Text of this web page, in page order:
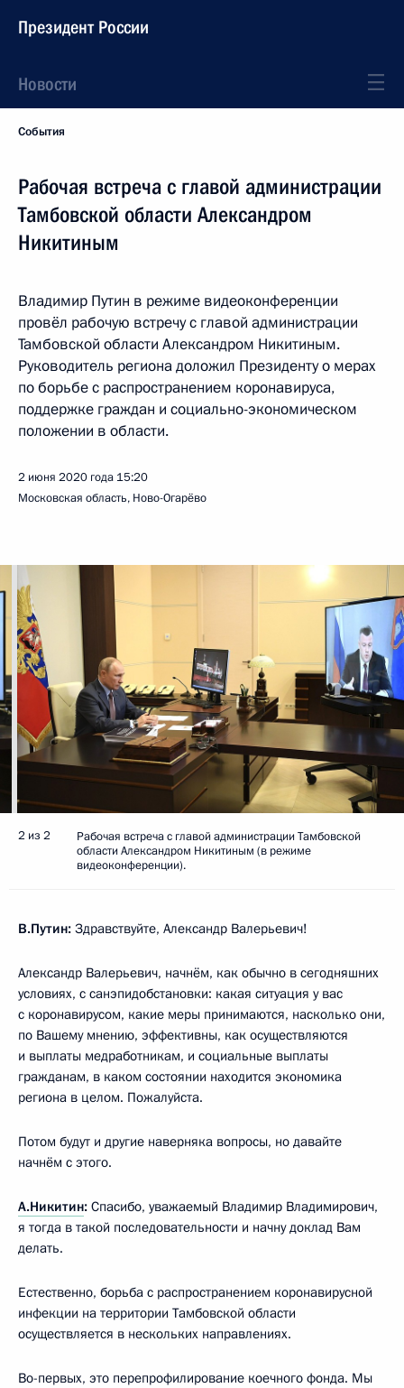
Президент России
Новости
События
Рабочая встреча с главой администрации
Тамбовской области Александром
Никитиным
Владимир Путин в режиме видеоконференции
провёл рабочую встречу с главой администрации
Тамбовской области Александром Никитиным.
Руководитель региона доложил Президенту о мерах
по борьбе с распространением коронавируса,
поддержке граждан и социально-экономическом
положении в области.
2 июня 2020 года 15:20
Московская область, Ново-Огарёво
2 из 2
Рабочая встреча с главой администрации Тамбовской
области Александром Никитиным (в режиме
видеоконференции).
В.Путин: Здравствуйте, Александр Валерьевич!
Александр Валерьевич, начнём, как обычно в сегодняшних
условиях, с санэпидобстановки: какая ситуация у вас
с коронавирусом, какие меры принимаются, насколько они,
по Вашему мнению, эффективны, как осуществляются
и выплаты медработникам, и социальные выплаты
гражданам, в каком состоянии находится экономика
региона в целом. Пожалуйста.
Потом будут и другие наверняка вопросы, но давайте
начнём с этого.
А.Никитин: Спасибо, уважаемый Владимир Владимирович,
я тогда в такой последовательности и начну доклад Вам
делать.
Естественно, борьба с распространением коронавирусной
инфекции на территории Тамбовской области
осуществляется в нескольких направлениях.
Во-первых, это перепрофилирование коечного фонда. Мы